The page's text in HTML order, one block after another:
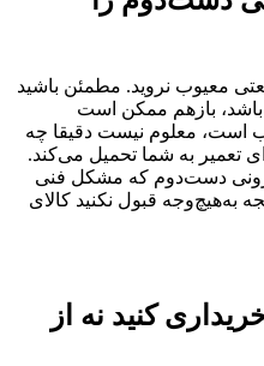
معیوب نروید. مطمئن باشید
باشد، بازهم ممکن است
است، معلوم نیست دقیقا چه
تعمیر به شما تحمیل می‌کند.
دست‌دوم که مشکل فنی
به‌هیچ‌وجه قبول نکنید کالای
کنید نه از